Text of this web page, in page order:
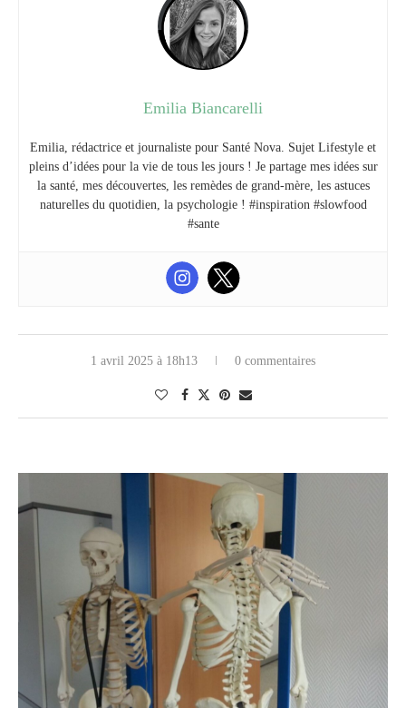
Emilia Biancarelli
Emilia, rédactrice et journaliste pour Santé Nova. Sujet Lifestyle et
pleins d’idées pour la vie de tous les jours ! Je partage mes idées sur
la santé, mes découvertes, les remèdes de grand-mère, les astuces
naturelles du quotidien, la psychologie ! #inspiration #slowfood
#sante
1 avril 2025 à 18h13 0 commentaires